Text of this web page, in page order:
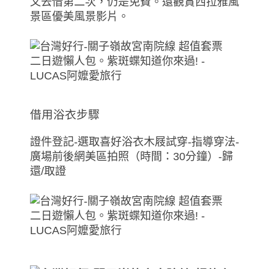
景區優美風景影片。
借用浴衣步驟
證件登記-選取喜好浴衣木屐試穿-指導穿法-
廣場前後網美區拍照（時間：30分鐘）-歸
還/取證